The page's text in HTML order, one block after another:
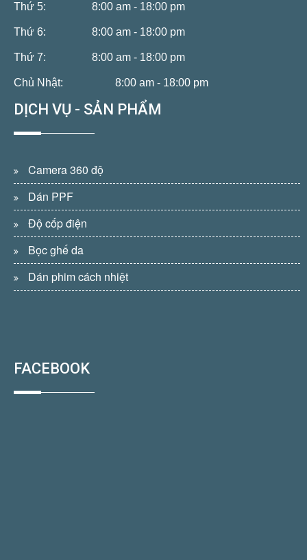
Thứ 5: 8:00 am - 18:00 pm
Thứ 6: 8:00 am - 18:00 pm
Thứ 7: 8:00 am - 18:00 pm
Chủ Nhật: 8:00 am - 18:00 pm
DỊCH VỤ - SẢN PHẨM
Camera 360 độ
Dán PPF
Độ cốp điện
Bọc ghế da
Dán phim cách nhiệt
FACEBOOK